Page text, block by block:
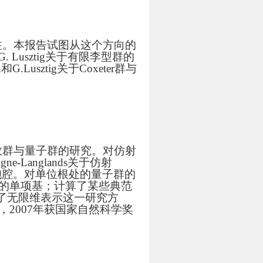
本报告试图从这个方向的
Lusztig关于有限李型群的
G.Lusztig关于Coxeter群与
与量子群的研究。对仿射
Langlands关于仿射
。对单位根处的量子群的
单项基；计算了某些典范
无限维表示这一研究方
2007年获国家自然科学奖